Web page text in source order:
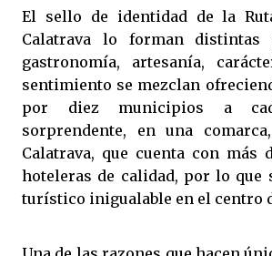
El sello de identidad de la
Calatrava lo forman distintas
gastronomía, artesanía,
sentimiento se mezclan
por diez municipios a
sorprendente, en una
Calatrava, que cuenta con más
hoteleras de calidad, por lo que
turístico inigualable en el centro